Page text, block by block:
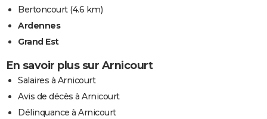
Bertoncourt(4.6 km)
Ardennes
Grand Est
En savoir plus sur Arnicourt
Salaires à Arnicourt
Avis de décès à Arnicourt
Délinquance à Arnicourt